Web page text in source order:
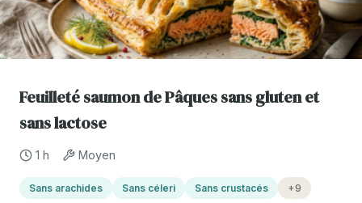
Feuilleté saumon de Pâques sans gluten et
sans lactose
1 h Moyen
Sans arachides Sans céleri Sans crustacés +9